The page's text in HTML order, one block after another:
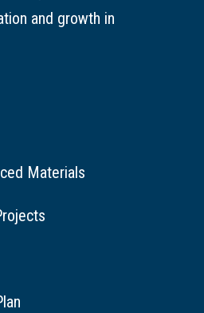
and growth in
Materials